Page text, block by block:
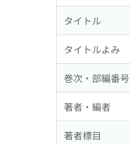
タイトル
タイトルよみ
巻次・部編番号
著者・編者
著者標目